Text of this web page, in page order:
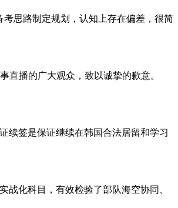
思路制定规划，认知上存在偏差，很简
播的广大观众，致以诚挚的歉意。
续签是保证继续在韩国合法居留和学习
化科目，有效检验了部队海空协同、